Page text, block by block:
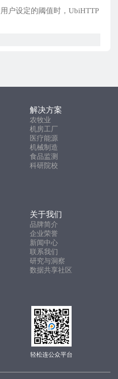
户设定的阈值时，UbiHTTP
解决方案
农牧业
机房工厂
医疗能源
机械制造
食品监测
科研院校
关于我们
品牌简介
企业荣誉
新闻中心
联系我们
研究与洞察
数据共享社区
轻松连公众平台